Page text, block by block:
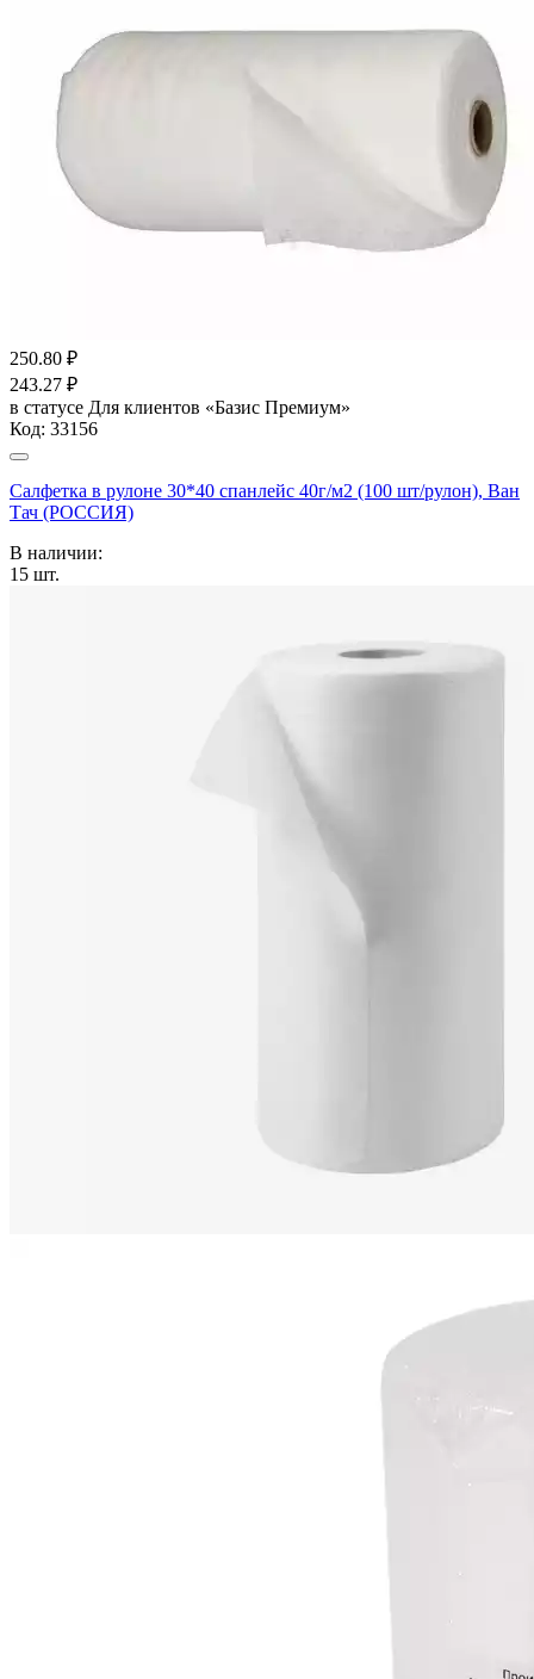
250.80 ₽
243.27 ₽
в статусе Для клиентов «Базис Премиум»
Код: 33156
Салфетка в рулоне 30*40 спанлейс 40г/м2 (100 шт/рулон), Ван
Тач (РОССИЯ)
В наличии:
15 шт.